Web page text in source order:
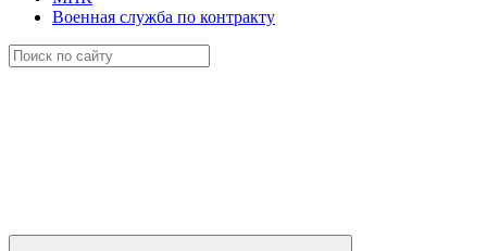
Военная служба по контракту